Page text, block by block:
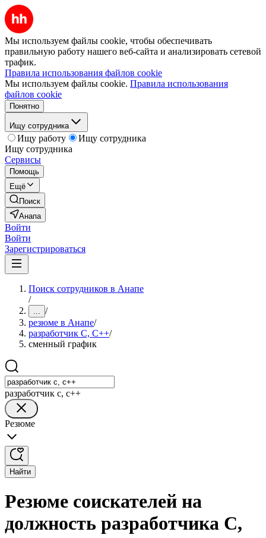
Мы используем файлы cookie, чтобы обеспечивать
правильную работу нашего веб-сайта и анализировать сетевой
трафик.
Правила использования файлов cookie
Мы используем файлы cookie. Правила использования
файлов cookie
Понятно
Ищу сотрудника
Ищу работу
Ищу сотрудника
Ищу сотрудника
Сервисы
Помощь
Ещё
Поиск
Анапа
Войти
Войти
Зарегистрироваться
Поиск сотрудников в Анапе
/
... /
резюме в Анапе/
разработчик C, C++/
сменный график
разработчик c, c++
Резюме
Найти
Резюме соискателей на
должность разработчика С,